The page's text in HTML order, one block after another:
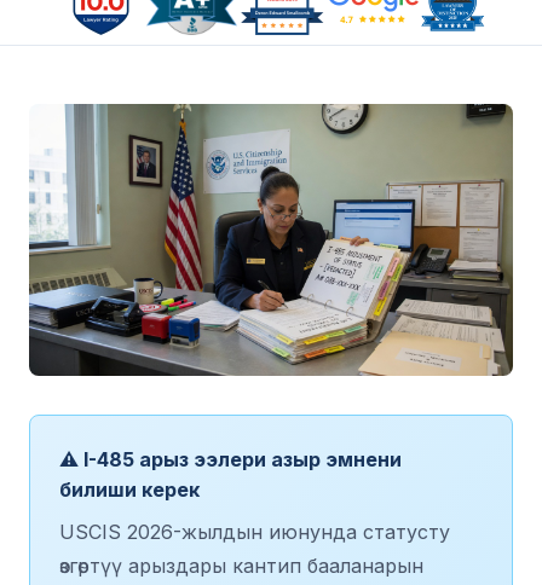
⚠️ I-485 арыз ээлери азыр эмнени
билиши керек
USCIS 2026-жылдын июнунда статусту
өзгөртүү арыздары кантип бааланарын